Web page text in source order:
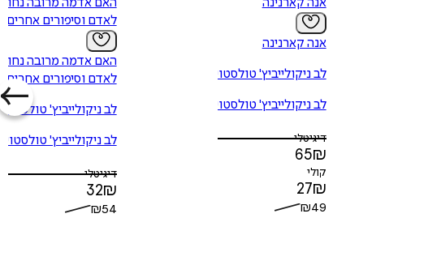
אנה קארנינה
לב ניקולייביץ' טולסטוי
לב ניקולייביץ' טולסטוי
דיגיטלי
65₪
קולי
27₪
₪49
לאדם וסיפורים אחרים
האם אדמה מרובה נחוצה
לאדם וסיפורים אחרים
לב ניקולייביץ' טולסטוי
לב ניקולייביץ' טולסטוי
דיגיטלי
32₪
₪54